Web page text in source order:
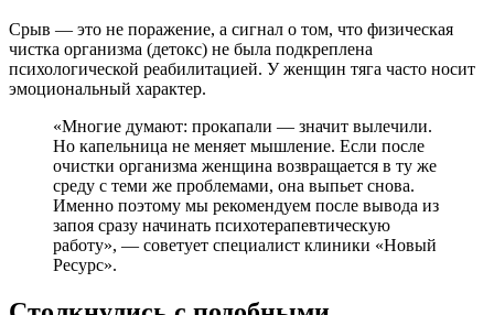
Срыв — это не поражение, а сигнал о том, что физическая
чистка организма (детокс) не была подкреплена
психологической реабилитацией. У женщин тяга часто носит
эмоциональный характер.
«Многие думают: прокапали — значит вылечили.
Но капельница не меняет мышление. Если после
очистки организма женщина возвращается в ту же
среду с теми же проблемами, она выпьет снова.
Именно поэтому мы рекомендуем после вывода из
запоя сразу начинать психотерапевтическую
работу», — советует специалист клиники «Новый
Ресурс».